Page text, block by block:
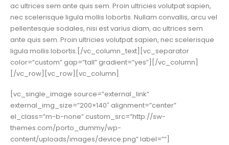
ac ultrices sem ante quis sem. Proin ultricies volutpat sapien,
nec scelerisque ligula mollis lobortis. Nullam convallis, arcu vel
pellentesque sodales, nisi est varius diam, ac ultrices sem
ante quis sem. Proin ultricies volutpat sapien, nec scelerisque
ligula mollis lobortis.[/vc_column_text][vc_separator
color=”custom” gap=”tall” gradient=”yes”][/vc_column]
[/vc_row][vc_row][vc_column]
[vc_single_image source=”external_link”
external_img_size=”200×140″ alignment=”center”
el_class=”m-b-none” custom_src=”http://sw-
themes.com/porto_dummy/wp-
content/uploads/images/device.png” label=””]